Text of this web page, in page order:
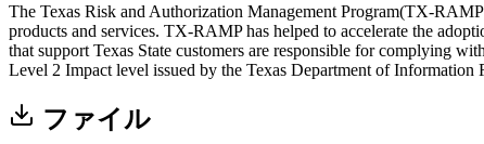
The Texas Risk and Authorization Management Program(TX-
products and services. TX-RAMP has helped to accelerate the
that support Texas State customers are responsible for complying
Level 2 Impact level issued by the Texas Department of Information
ファイル